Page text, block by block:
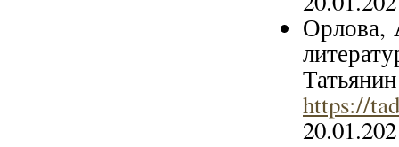
Орлова,
https://